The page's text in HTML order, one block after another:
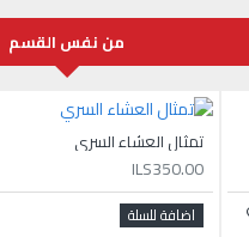
من نفس القسم
تمثال العشاء السري
ILS350.00
اضافة للسلة